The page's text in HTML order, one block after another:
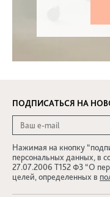
ПОДПИСАТЬСЯ НА
Нажимая на кнопку
персональных данных, в
27.07.2006 Т152 ФЗ “О
целей, определенных в